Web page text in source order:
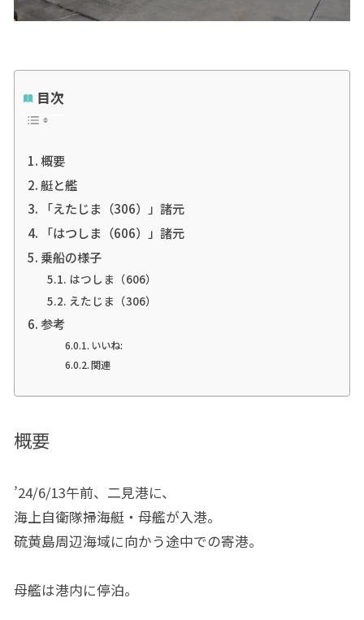
目次
概要
艇と艦
「えたじま（306）」諸元
「はつしま（606）」諸元
乗船の様子
はつしま（606）
えたじま（306）
参考
いいね:
関連
概要
’24/6/13午前、二見港に、
海上自衛隊掃海艇・母艦が入港。
硫黄島周辺海域に向かう途中での寄港。
母艦は港内に停泊。